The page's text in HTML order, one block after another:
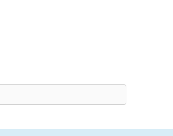
与えなかった場合に生じる結果
供いただくものです。
記載の諸⼿続⼜は処理に⽀障が⽣じる可能性があ
報の取得
んが、セッション管理のためだけにCookie を使⽤し